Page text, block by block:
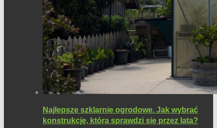
Najlepsze szklarnie ogrodowe. Jak wybrać
konstrukcję, która sprawdzi się przez lata?